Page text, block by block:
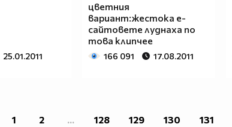
25.01.2011
цветния
вариант:жестока е-
сайтовете луднаха по
това клипчее
166 091 17.08.2011
1 2 ... 128 129 130 131